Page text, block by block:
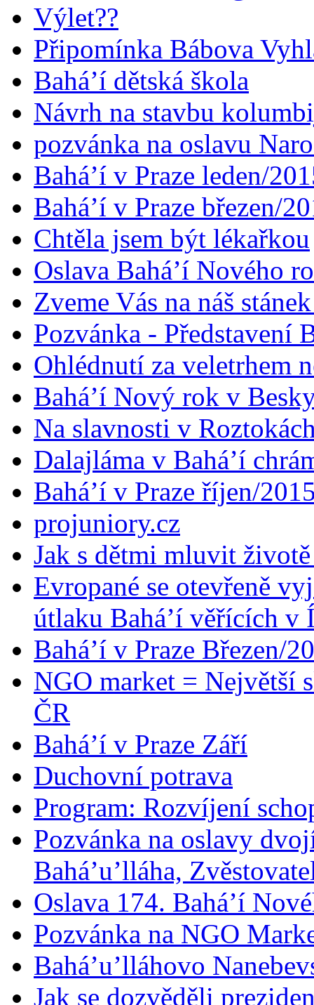
Výlet??
Připomínka Bábova
Bahá’í dětská škola
Návrh na stavbu
pozvánka na oslavu
Bahá’í v Praze leden/
Bahá’í v Praze březen/
Chtěla jsem být lékařkou
Oslava Bahá’í Nového
Zveme Vás na náš
Pozvánka - Představení
Ohlédnutí za veletrhem
Bahá’í Nový rok v
Na slavnosti v
Dalajláma v Bahá’í
Bahá’í v Praze říjen/
projuniory.cz
Jak s dětmi mluvit
Evropané se otevřeně
útlaku Bahá’í věřících v
Bahá’í v Praze Březen/
NGO market = Největší
ČR
Bahá’í v Praze Září
Duchovní potrava
Program: Rozvíjení
Pozvánka na oslavy
Bahá’u’lláha,
Oslava 174. Bahá’í
Pozvánka na NGO
Bahá’u’lláhovo
Jak se dozvěděli